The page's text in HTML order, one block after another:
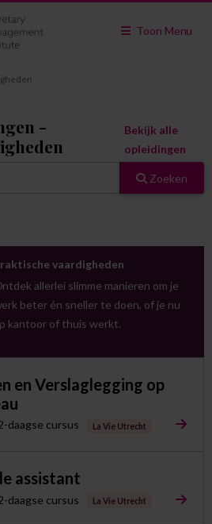
Toon Menu
-
Bekijk alle
opleidingen
Zoeken
vaardigheden
allerlei slimme manieren om je
beter én sneller te doen, of je nu
kantoor of thuis werkt.
en Verslaglegging op
daagse cursus La Vie Utrecht
assistant
daagse cursus La Vie Utrecht